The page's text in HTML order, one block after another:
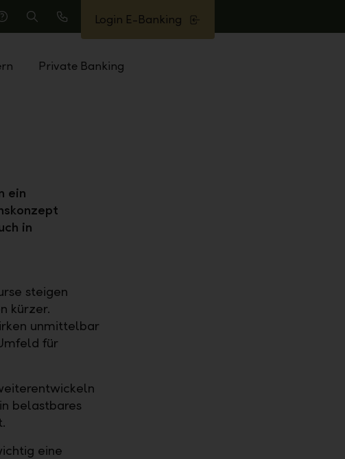
Hilfe
Suche
Anrufen
Login E-Banking
Private Banking
ein
in
steigen
kürzer.
unmittelbar
für
belastbares
eine